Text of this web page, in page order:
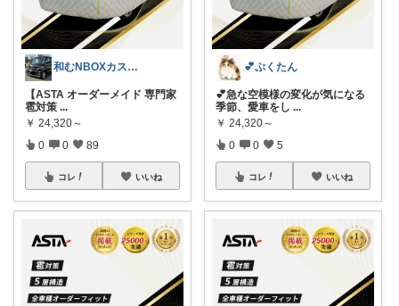
和むNBOXカスタム👍上限中🙇
【ASTA オーダーメイド 専門家
雹対策 ...
￥ 24,320～
0 0 89
コレ いいね
💕ぷくたん
💕急な空模様の変化が気になる
季節、愛車をし ...
￥ 24,320～
0 0 5
コレ いいね